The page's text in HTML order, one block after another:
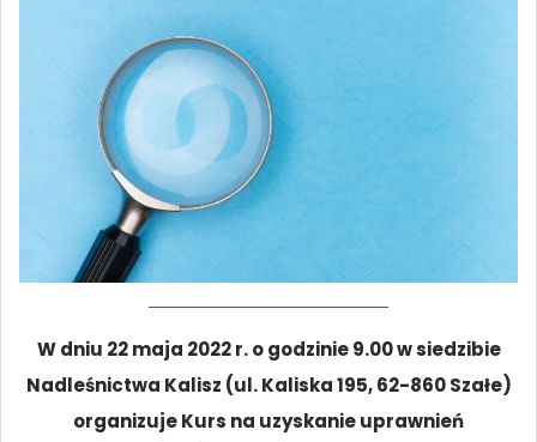
W dniu 22 maja 2022 r. o godzinie 9.00 w siedzibie
Nadleśnictwa Kalisz (ul. Kaliska 195, 62-860 Szałe)
organizuje Kurs na uzyskanie uprawnień